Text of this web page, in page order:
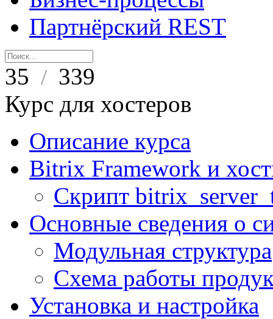
Партнёрский REST
35 / 339
Курс для хостеров
Описание курса
Bitrix Framework и
Скрипт
Основные сведения о
Модульная структура
Схема работы
Установка и настройка